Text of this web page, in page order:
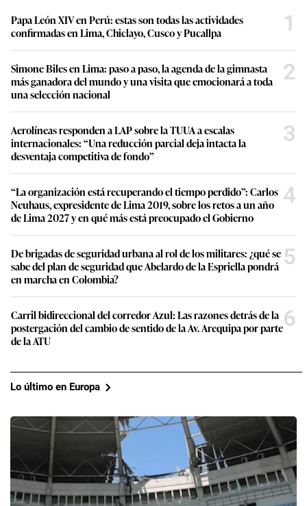
Papa León XIV en Perú: estas son todas las actividades
confirmadas en Lima, Chiclayo, Cusco y Pucallpa
1
Simone Biles en Lima: paso a paso, la agenda de la gimnasta
más ganadora del mundo y una visita que emocionará a toda
una selección nacional
2
Aerolíneas responden a LAP sobre la TUUA a escalas
internacionales: “Una reducción parcial deja intacta la
desventaja competitiva de fondo”
3
“La organización está recuperando el tiempo perdido”: Carlos
Neuhaus, expresidente de Lima 2019, sobre los retos a un año
de Lima 2027 y en qué más está preocupado el Gobierno
4
De brigadas de seguridad urbana al rol de los militares: ¿qué se
sabe del plan de seguridad que Abelardo de la Espriella pondrá
en marcha en Colombia?
5
Carril bidireccional del corredor Azul: Las razones detrás de la
postergación del cambio de sentido de la Av. Arequipa por parte
de la ATU
6
Lo último en Europa